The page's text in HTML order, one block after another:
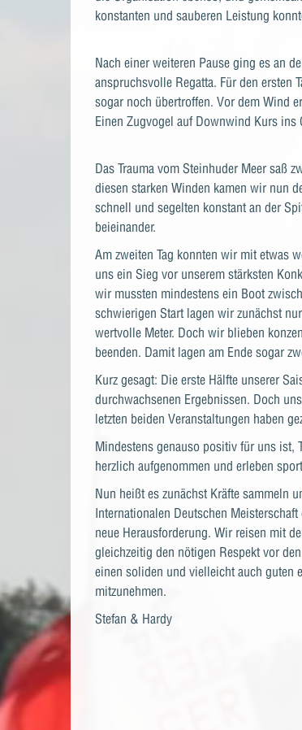
konstanten und sauberen Leistung
Nach einer weiteren Pause ging es an
anspruchsvolle Regatta. Für den ersten
sogar noch übertroffen. Vor dem Wind
Einen Zugvogel auf Downwind Kurs ins
Das Trauma vom Steinhuder Meer saß
diesen starken Winden kamen wir nun
schnell und segelten konstant an der
beieinander.
Am zweiten Tag konnten wir mit etwas
uns ein Sieg vor unserem stärksten
wir mussten mindestens ein Boot
schwierigen Start lagen wir zunächst
wertvolle Meter. Doch wir blieben
beenden. Damit lagen am Ende sogar
Kurz gesagt: Die erste Hälfte unserer
durchwachsenen Ergebnissen. Doch
letzten beiden Veranstaltungen haben
Mindestens genauso positiv für uns ist,
herzlich aufgenommen und erleben
Nun heißt es zunächst Kräfte sammeln
Internationalen Deutschen
neue Herausforderung. Wir reisen mit
gleichzeitig den nötigen Respekt vor
einen soliden und vielleicht auch guten
mitzunehmen.
Stefan & Hardy